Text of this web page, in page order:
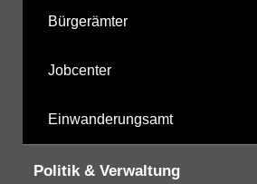
Bürgerämter
Jobcenter
Einwanderungsamt
Politik & Verwaltung